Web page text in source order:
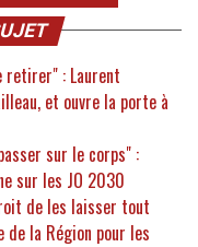
: Laurent
et ouvre la porte à
sur le corps" :
sur les JO 2030
de les laisser tout
de la Région pour les